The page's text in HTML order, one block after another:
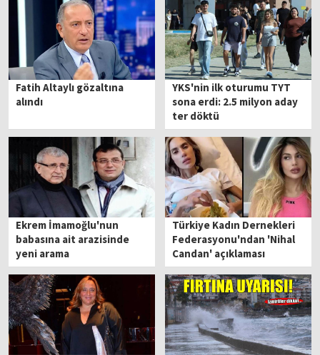
Fatih Altaylı gözaltına
alındı
YKS'nin ilk oturumu TYT
sona erdi: 2.5 milyon aday
ter döktü
Ekrem İmamoğlu'nun
babasına ait arazisinde
yeni arama
Türkiye Kadın Dernekleri
Federasyonu'ndan 'Nihal
Candan' açıklaması